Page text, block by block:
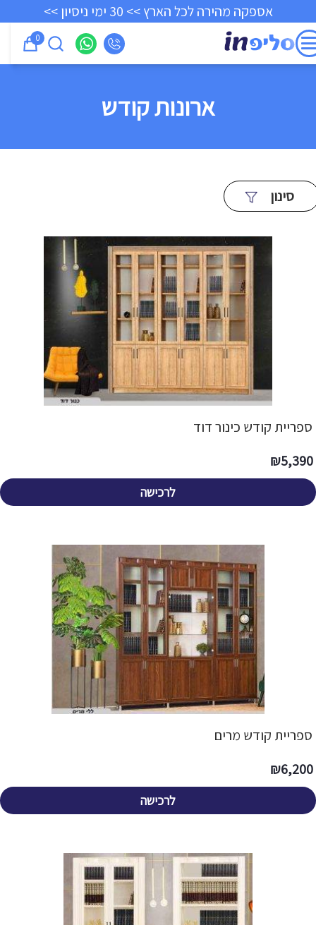
אספקה מהירה לכל הארץ >> 30 ימי ניסיון >>
0
ארונות קודש
סינון
ספריית קודש כינור דוד
5,390
₪
לרכישה
ספריית קודש מרים
6,200
₪
לרכישה